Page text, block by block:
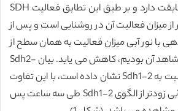
الگوی بیان Sdh1-2 مطابقت دارد و بر طبق این تطابق فعالیت SDH
از میزان فعالیت آن در روشنایی است و پس از
با نور آبی میزان فعالیت به همان سطح از
فعالیت که در روشنایی شاهد آن بودیم، کاهش می یابد. بیان Sdh2-
3 نیز الگوی مشابهی نسبت به Sdh1-2 نشان داده است، با این تفاوت
که تاثیر پرتودهی با نور آبی زودتر از الگوی Sdh1-2 طی سه ساعت پس